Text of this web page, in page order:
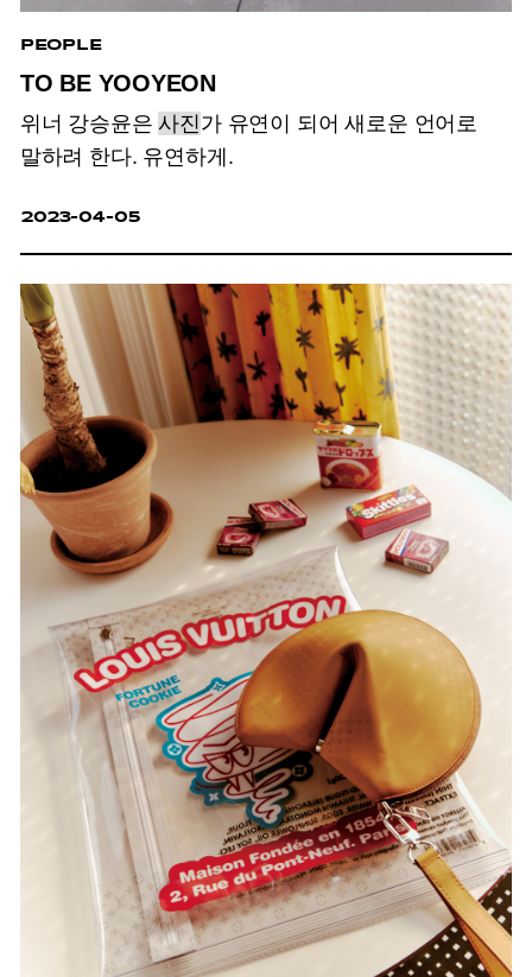
PEOPLE
TO BE YOOYEON
위너 강승윤은 사진가 유연이 되어 새로운 언어로
말하려 한다. 유연하게.
2023-04-05